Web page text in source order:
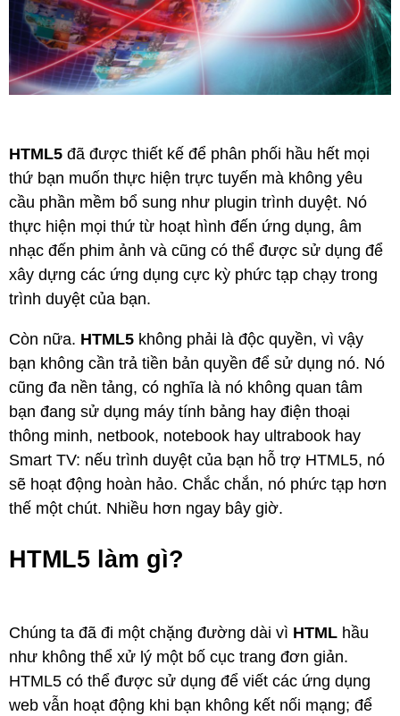
HTML5 đã được thiết kế để phân phối hầu hết mọi
thứ bạn muốn thực hiện trực tuyến mà không yêu
cầu phần mềm bổ sung như plugin trình duyệt. Nó
thực hiện mọi thứ từ hoạt hình đến ứng dụng, âm
nhạc đến phim ảnh và cũng có thể được sử dụng để
xây dựng các ứng dụng cực kỳ phức tạp chạy trong
trình duyệt của bạn.
Còn nữa. HTML5 không phải là độc quyền, vì vậy
bạn không cần trả tiền bản quyền để sử dụng nó. Nó
cũng đa nền tảng, có nghĩa là nó không quan tâm
bạn đang sử dụng máy tính bảng hay điện thoại
thông minh, netbook, notebook hay ultrabook hay
Smart TV: nếu trình duyệt của bạn hỗ trợ HTML5, nó
sẽ hoạt động hoàn hảo. Chắc chắn, nó phức tạp hơn
thế một chút. Nhiều hơn ngay bây giờ.
HTML5 làm gì?
Chúng ta đã đi một chặng đường dài vì HTML hầu
như không thể xử lý một bố cục trang đơn giản.
HTML5 có thể được sử dụng để viết các ứng dụng
web vẫn hoạt động khi bạn không kết nối mạng; để